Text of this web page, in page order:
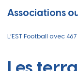
Associations
L’EST Football avec